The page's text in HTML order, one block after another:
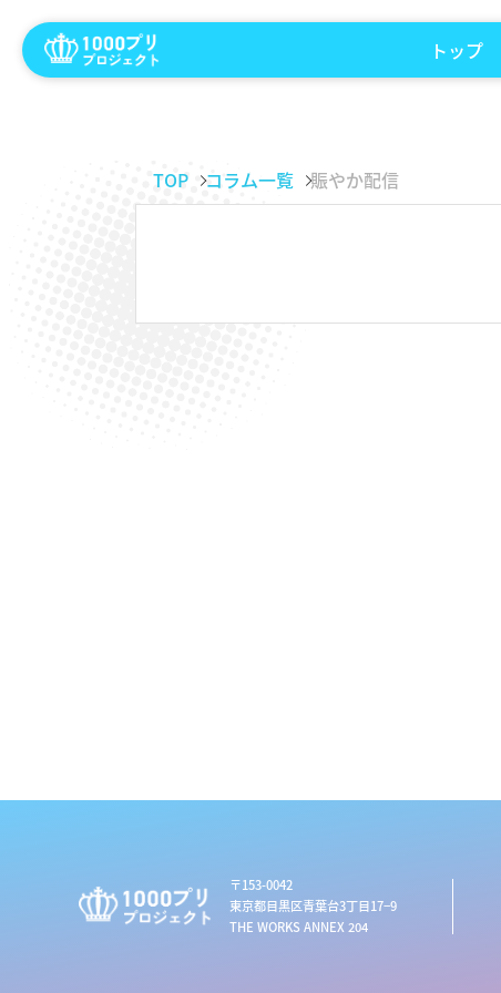
トップ
TOP コラム一覧 賑やか配信
〒153-0042
東京都目黒区青葉台3丁目17−9
THE WORKS ANNEX 204